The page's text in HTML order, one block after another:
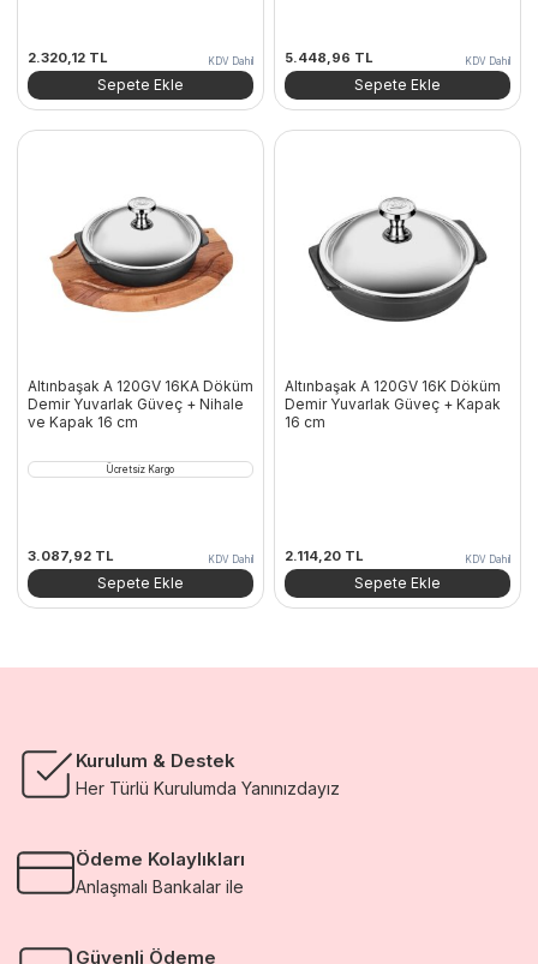
2.320,12 TL KDV Dahil
Sepete Ekle
5.448,96 TL KDV Dahil
Sepete Ekle
Altınbaşak A 120GV 16KA Döküm
Demir Yuvarlak Güveç + Nihale
ve Kapak 16 cm
Ücretsiz Kargo
3.087,92 TL KDV Dahil
Sepete Ekle
Altınbaşak A 120GV 16K Döküm
Demir Yuvarlak Güveç + Kapak
16 cm
2.114,20 TL KDV Dahil
Sepete Ekle
Kurulum & Destek
Her Türlü Kurulumda Yanınızdayız
Ödeme Kolaylıkları
Anlaşmalı Bankalar ile
Güvenli Ödeme